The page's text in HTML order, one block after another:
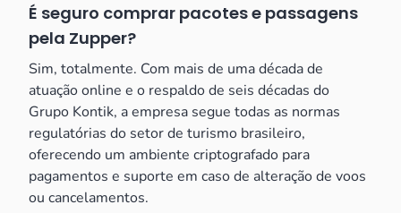
É seguro comprar pacotes e passagens
pela Zupper?
Sim, totalmente. Com mais de uma década de
atuação online e o respaldo de seis décadas do
Grupo Kontik, a empresa segue todas as normas
regulatórias do setor de turismo brasileiro,
oferecendo um ambiente criptografado para
pagamentos e suporte em caso de alteração de voos
ou cancelamentos.